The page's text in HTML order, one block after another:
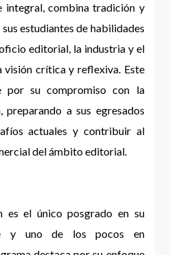
integral, combina tradición y
estudiantes de habilidades
editorial, la industria y el
visión crítica y reflexiva. Este
por su compromiso con la
a sus egresados
actuales y contribuir al
del ámbito editorial.
es el único posgrado en su
y uno de los pocos en